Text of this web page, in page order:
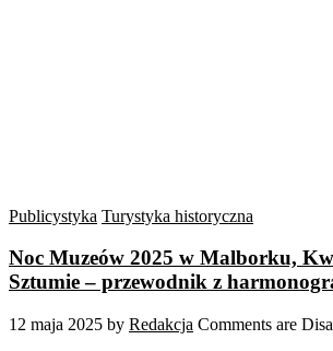
Publicystyka Turystyka historyczna
Noc Muzeów 2025 w Malborku,
Sztumie – przewodnik z
12 maja 2025 by Redakcja Comments are